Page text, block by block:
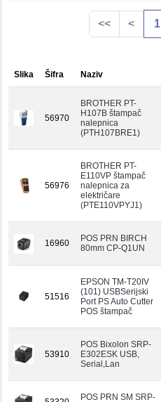
<< < 1
Slika Šifra Naziv
56970
BROTHER PT-
H107B štampač
nalepnica
(PTH107BRE1)
56976
BROTHER PT-
E110VP štampač
nalepnica za
električare
(PTE110VPYJ1)
16960
POS PRN BIRCH
80mm CP-Q1UN
51516
EPSON TM-T20IV
(101) USBSerijski
Port PS Auto Cutter
POS štampač
53910
POS Bixolon SRP-
E302ESK USB,
Serial,Lan
POS PRN SM SRP-